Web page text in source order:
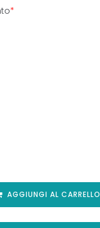
*
AGGIUNGI AL CARRELLO